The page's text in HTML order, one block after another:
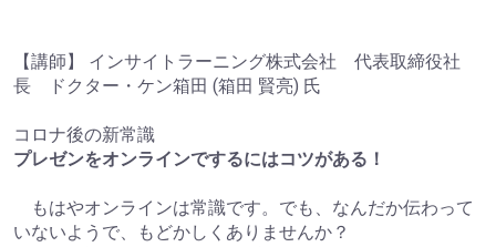
【講師】 インサイトラーニング株式会社 代表取締役社
長 ドクター・ケン箱田 (箱田 賢亮) 氏
コロナ後の新常識
プレゼンをオンラインでするにはコツがある！
もはやオンラインは常識です。でも、なんだか伝わって
いないようで、もどかしくありませんか？